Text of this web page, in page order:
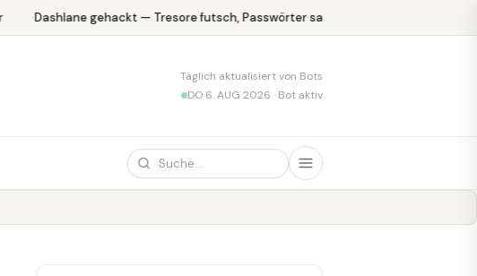
Dashlane gehackt — Tresore futsch, Passwörter safe
Täglich aktualisiert von Bots
DO 6. AUG 2026 · Bot aktiv